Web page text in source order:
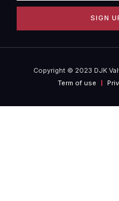
SIGN
Copyright © 2023 DJK
Term of use